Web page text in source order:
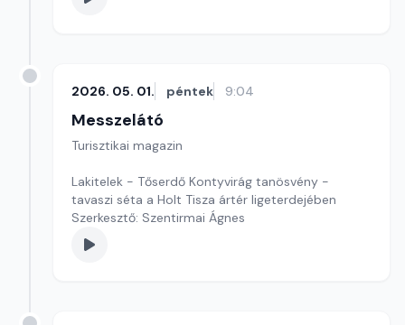
2026. 05. 01. péntek 9:04
Messzelátó
Turisztikai magazin
Lakitelek - Tőserdő Kontyvirág tanösvény -
tavaszi séta a Holt Tisza ártér ligeterdejében
Szerkesztő: Szentirmai Ágnes